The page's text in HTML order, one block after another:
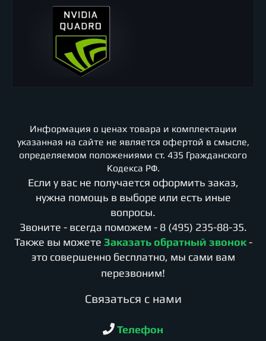
Информация о ценах товара и комплектации
указанная на сайте не является офертой в смысле,
определяемом положениями ст. 435 Гражданского
Кодекса РФ.
Если у вас не получается оформить заказ,
нужна помощь в выборе или есть иные
вопросы.
Звоните - всегда поможем - 8 (495) 235-88-35.
Также вы можете Заказать обратный звонок -
это совершенно бесплатно, мы сами вам
перезвоним!
Cвязаться с нами
Телефон